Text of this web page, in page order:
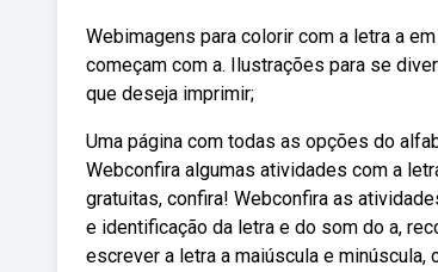
Webimagens para colorir com a letra a
começam com a. Ilustrações para se
que deseja imprimir;
Uma página com todas as opções do
Webconfira algumas atividades com a
gratuitas, confira! Webconfira as
e identificação da letra e do som do a,
escrever a letra a maiúscula e